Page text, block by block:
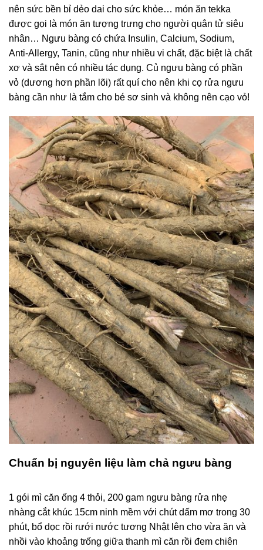
nên sức bền bỉ dẻo dai cho sức khỏe… món ăn tekka
được gọi là món ăn tượng trưng cho người quân tử siêu
nhân… Ngưu bàng có chứa Insulin, Calcium, Sodium,
Anti-Allergy, Tanin, cũng như nhiều vi chất, đặc biệt là chất
xơ và sắt nên có nhiều tác dụng. Củ ngưu bàng có phần
vỏ (dương hơn phần lõi) rất quí cho nên khi cọ rửa ngưu
bàng cần như là tắm cho bé sơ sinh và không nên cạo vỏ!
Chuẩn bị nguyên liệu làm chả ngưu bàng
1 gói mì căn ống 4 thỏi, 200 gam ngưu bàng rửa nhẹ
nhàng cắt khúc 15cm ninh mềm với chút dấm mơ trong 30
phút, bổ dọc rồi rưới nước tương Nhật lên cho vừa ăn và
nhồi vào khoảng trống giữa thanh mì căn rồi đem chiên